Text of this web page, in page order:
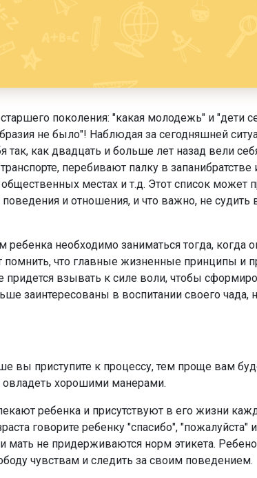
поколения: "какая молодежь" и "дети
не было"! Наблюдая за сегодняшней
так, как двадцать и больше лет назад вели
перебивают палку в
местах и т.д. Этот список может
и отношения, и что важно, не судить
необходимо заниматься тогда, когда
помнить, что главные жизненные принципы и
придется взывать к силе воли, чтобы
заинтересованы в воспитании своего
вы приступите к процессу, тем проще вам
овладеть хорошими манерами.
ребенка и присутствуют в его жизни
говорите ребенку "спасибо", "пожалуйста"
мать не придерживаются норм этикета.
чувствам и следить за своим поведением.